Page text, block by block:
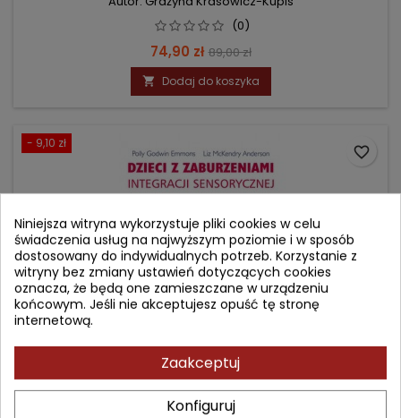
(0)
Cena
74,90 zł Cena
podstawowa
89,00 zł
 Dodaj do koszyka
- 9,10 zł
DZIECI Z ZABURZENIAMI INTEGRACJI SENSORYCZNEJ
favorite_border
Niniejsza witryna wykorzystuje pliki cookies w celu
świadczenia usług na najwyższym poziomie i w sposób
dostosowany do indywidualnych potrzeb. Korzystanie z
witryny bez zmiany ustawień dotyczących cookies
oznacza, że będą one zamieszczane w urządzeniu
końcowym. Jeśli nie akceptujesz opuść tę stronę
internetową.
Zaakceptuj
Konfiguruj